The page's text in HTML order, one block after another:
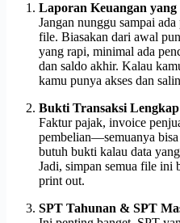
Laporan Keuangan
Jangan nunggu sampai
file. Biasakan dari awal
yang rapi, minimal ada
dan saldo akhir. Kalau
kamu punya akses dan
Bukti Transaksi Lengkap
Faktur pajak, invoice
pembelian—semuanya
butuh bukti kalau data
Jadi, simpan semua file ini
print out.
SPT Tahunan & SPT